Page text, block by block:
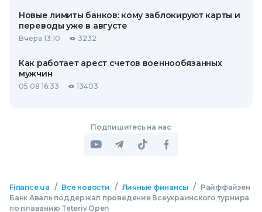
Новые лимиты банков: кому заблокируют карты и
переводы уже в августе
Вчера 13:10 3232
Как работает арест счетов военнообязанных
мужчин
05.08 16:33 13403
Подпишитесь на нас
Finance.ua / Все новости / Личные финансы /
Райффайзен
Банк Аваль поддержал проведение Всеукраинского турнира
по плаванию Teteriv Open